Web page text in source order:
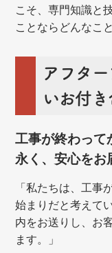
こそ、専門知識と
ことならどんなこ
アフタ
いお付
工事が終わって
永く、安心をお
「私たちは、工事
始まりだと考えて
内をお送りし、お
ます。」